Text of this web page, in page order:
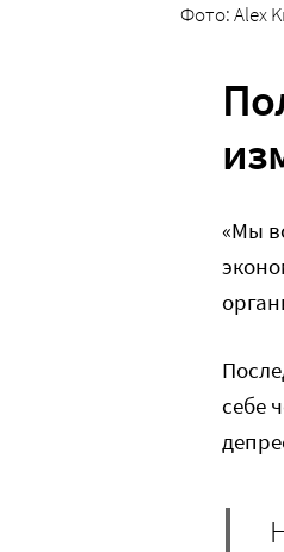
Фото: Alex
«Мы
себе